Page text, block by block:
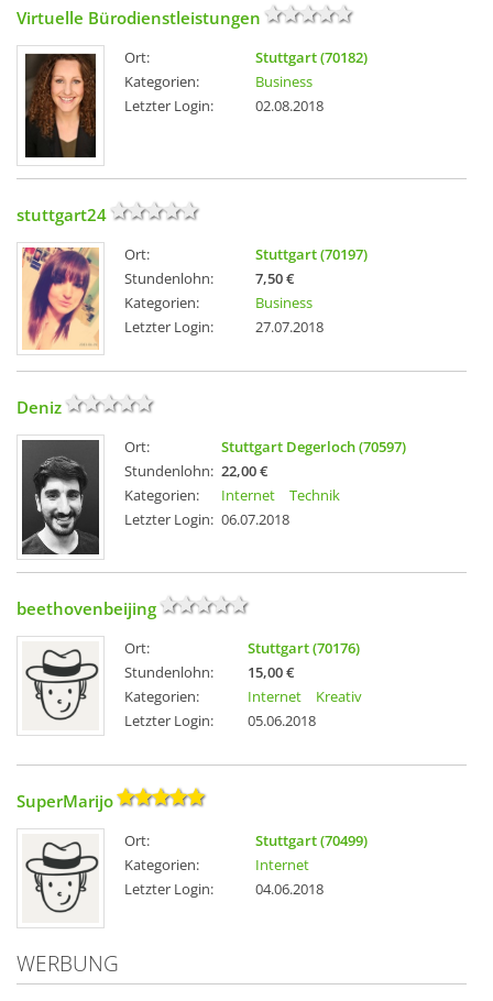
Virtuelle Bürodienstleistungen
Ort:
Stuttgart (70182)
Kategorien:
Business
Letzter Login:
02.08.2018
stuttgart24
Ort:
Stuttgart (70197)
Stundenlohn:
7,50 €
Kategorien:
Business
Letzter Login:
27.07.2018
Deniz
Ort:
Stuttgart Degerloch (70597)
Stundenlohn: 22,00 €
Kategorien:
Internet
Technik
Letzter Login: 06.07.2018
beethovenbeijing
Ort:
Stuttgart (70176)
Stundenlohn:
15,00 €
Kategorien:
Internet
Kreativ
Letzter Login:
05.06.2018
SuperMarijo
Ort:
Stuttgart (70499)
Kategorien:
Internet
Letzter Login:
04.06.2018
WERBUNG